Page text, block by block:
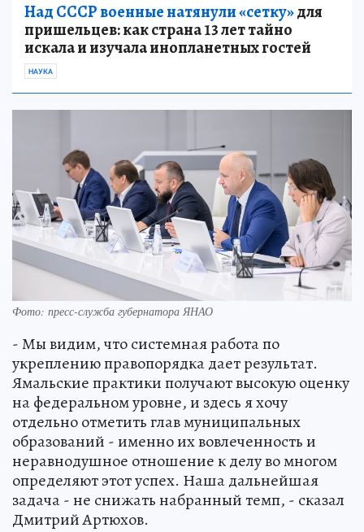
Над СССР военные натянули «сетку»для
пришельцев: как страна 13 лет тайно
искала и изучала инопланетных гостей
НАУКА
Фото: пресс-служба губернатора ЯНАО
- Мы видим, что системная работа по
укреплению правопорядка дает результат.
Ямальские практики получают высокую оценку
на федеральном уровне, и здесь я хочу
отдельно отметить глав муниципальных
образований - именно их вовлеченность и
неравнодушное отношение к делу во многом
определяют этот успех. Наша дальнейшая
задача - не снижать набранный темп, - сказал
Дмитрий Артюхов.